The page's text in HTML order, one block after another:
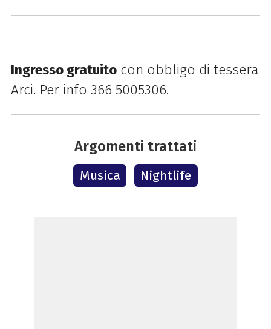
Ingresso gratuitocon obbligo di tessera
Arci. Per info 366 5005306.
Argomenti trattati
Musica Nightlife